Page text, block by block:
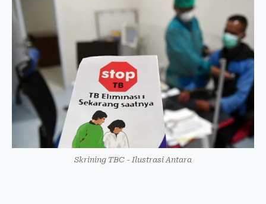
Skrining TBC - Ilustrasi Antara